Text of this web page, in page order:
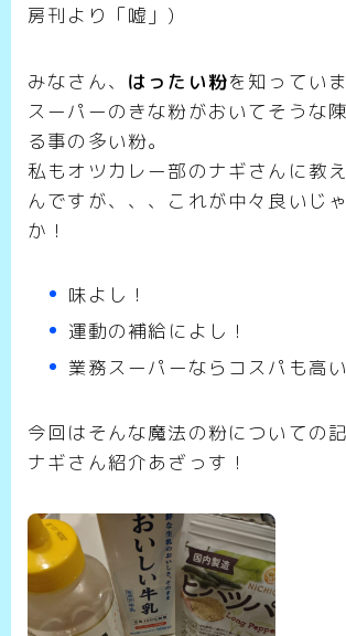
房刊より「嘘」)
みなさん、 はったい粉を知ってい
スーパーのきな粉がおいてそうな
る事の多い粉。
私もオツカレー部のナギさんに教
んですが、、、これが中々良いじ
か！
味よし！
運動の補給によし！
業務スーパーならコスパも高い
今回はそんな魔法の粉についての記
ナギさん紹介あざっす！